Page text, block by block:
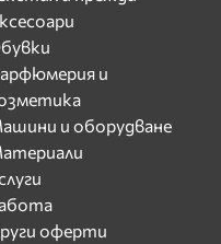
и
и оборудване
оферти